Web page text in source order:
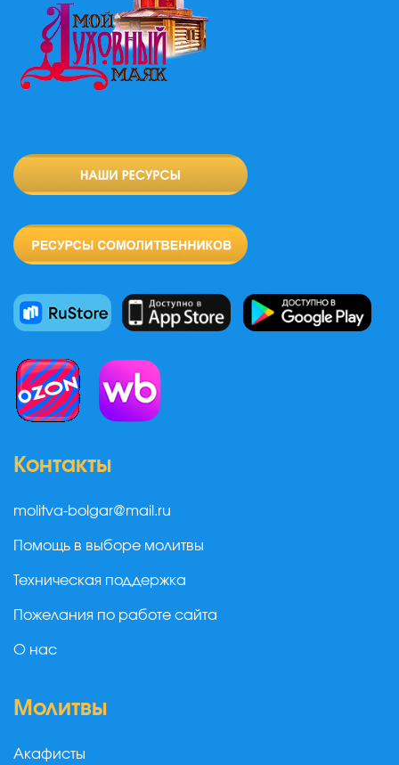
Контакты
molitva-bolgar@mail.ru
Помощь в выборе молитвы
Техническая поддержка
Пожелания по работе сайта
О нас
Молитвы
Акафисты